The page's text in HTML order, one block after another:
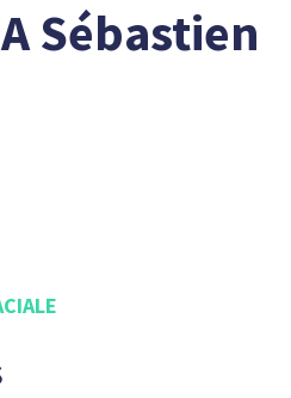
Sébastien